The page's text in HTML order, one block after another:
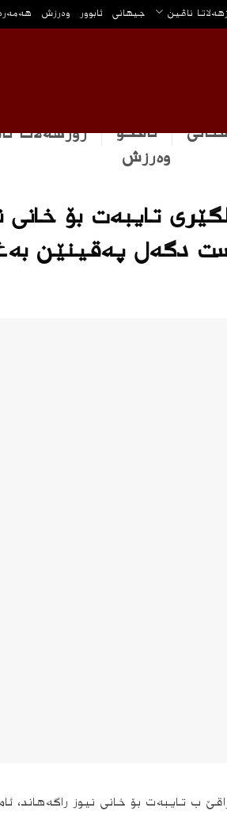
ناڤین جیهانی ئابوور وه‌رزش
ناڤخۆ رۆژهه‌لاتا
وه‌رزش
تایبەت بۆ خانی
دگەل پەقینێن
ب تایبه‌ت بۆ خانى نیوز راگه‌هاند،